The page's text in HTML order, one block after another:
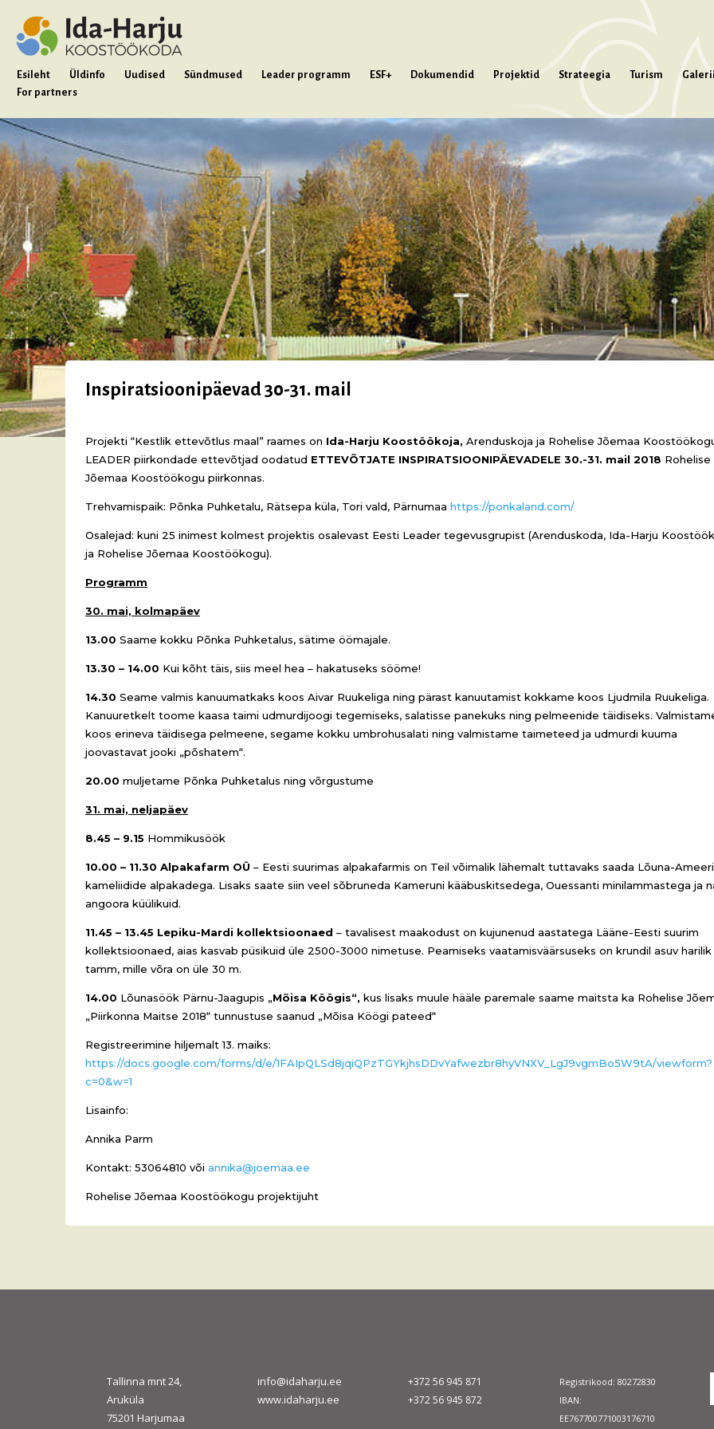
Esileht Üldinfo Uudised Sündmused Leader programm ESF+ Dokumendid Projektid Strateegia Turism
For partners
Inspiratsioonipäevad 30-31. mail
Projekti “Kestlik ettevõtlus maal” raames on Ida-Harju Koostöökoja, Arenduskoja ja Rohelise Jõemaa
LEADER piirkondade ettevõtjad oodatud ETTEVÕTJATE INSPIRATSIOONIPÄEVADELE 30.-31. mail 2018 Rohelise
Jõemaa Koostöökogu piirkonnas.
Trehvamispaik: Põnka Puhketalu, Rätsepa küla, Tori vald, Pärnumaa https://ponkaland.com/
Osalejad: kuni 25 inimest kolmest projektis osalevast Eesti Leader tegevusgrupist (Arenduskoda, Ida-Harju
ja Rohelise Jõemaa Koostöökogu).
Programm
30. mai, kolmapäev
13.00 Saame kokku Põnka Puhketalus, sätime öömajale.
13.30 – 14.00 Kui kõht täis, siis meel hea – hakatuseks sööme!
14.30 Seame valmis kanuumatkaks koos Aivar Ruukeliga ning pärast kanuutamist kokkame koos Ljudmila Ruukeliga.
Kanuuretkelt toome kaasa taimi udmurdijoogi tegemiseks, salatisse panekuks ning pelmeenide täidiseks.
koos erineva täidisega pelmeene, segame kokku umbrohusalati ning valmistame taimeteed ja udmurdi kuuma
joovastavat jooki „põshatem“.
20.00 muljetame Põnka Puhketalus ning võrgustume
31. mai, neljapäev
8.45 – 9.15 Hommikusöök
10.00 – 11.30 Alpakafarm OÜ – Eesti suurimas alpakafarmis on Teil võimalik lähemalt tuttavaks saada Lõuna-
kameliidide alpakadega. Lisaks saate siin veel sõbruneda Kameruni kääbuskitsedega, Ouessanti minilammastega ja
angoora küülikuid.
11.45 – 13.45 Lepiku-Mardi kollektsioonaed – tavalisest maakodust on kujunenud aastatega Lääne-Eesti suurim
kollektsioonaed, aias kasvab püsikuid üle 2500-3000 nimetuse. Peamiseks vaatamisväärsuseks on krundil asuv harilik
tamm, mille võra on üle 30 m.
14.00 Lõunasöök Pärnu-Jaagupis „Mõisa Köögis“, kus lisaks muule hääle paremale saame maitsta ka Rohelise
„Piirkonna Maitse 2018“ tunnustuse saanud „Mõisa Köögi pateed“
Registreerimine hiljemalt 13. maiks:
https://docs.google.com/forms/d/e/1FAIpQLSd8jqiQPzTGYkjhsDDvYafwezbr8hyVNXV_LgJ9vgmBo5W9tA/viewform?
c=0&w=1
Lisainfo:
Annika Parm
Kontakt: 53064810 või annika@joemaa.ee
Rohelise Jõemaa Koostöökogu projektijuht
Tallinna mnt 24,
Aruküla
75201 Harjumaa
info@idaharju.ee
www.idaharju.ee
+372 56 945 871
+372 56 945 872
Registrikood: 80272830
IBAN:
EE767700771003176710